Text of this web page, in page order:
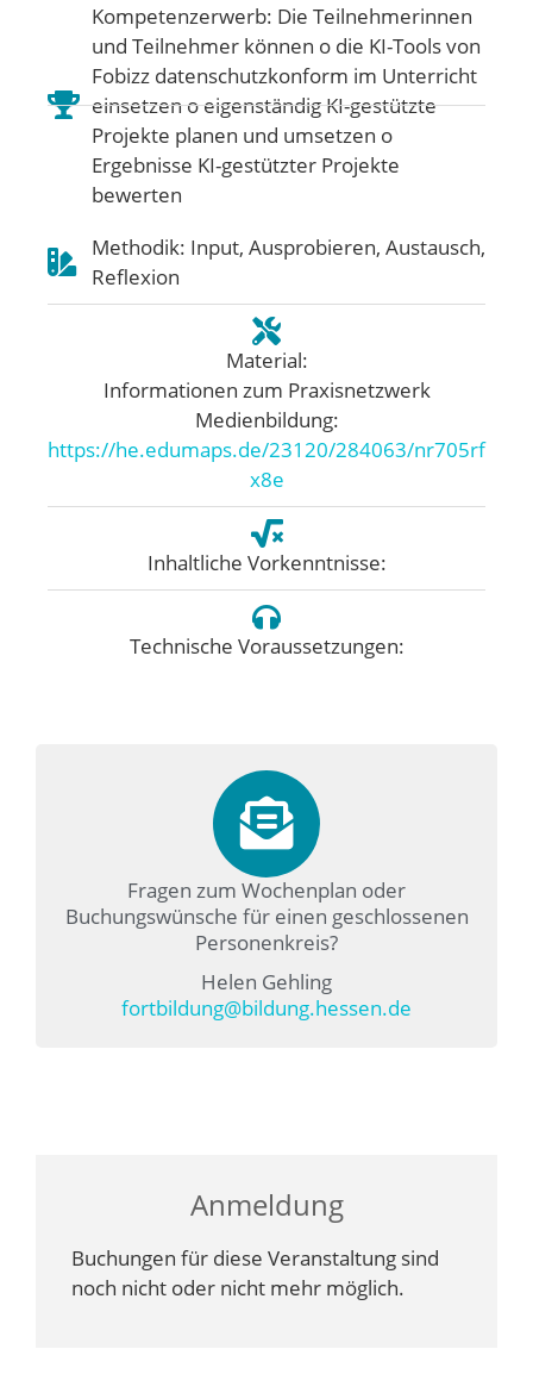
Kompetenzerwerb: Die Teilnehmerinnen
und Teilnehmer können o die KI-Tools von
Fobizz datenschutzkonform im Unterricht
einsetzen o eigenständig KI-gestützte
Projekte planen und umsetzen o
Ergebnisse KI-gestützter Projekte
bewerten
Methodik: Input, Ausprobieren, Austausch,
Reflexion
Material:
Informationen zum Praxisnetzwerk
Medienbildung:
https://he.edumaps.de/23120/284063/nr705rf
x8e
Inhaltliche Vorkenntnisse:
Technische Voraussetzungen:
Fragen zum Wochenplan oder
Buchungswünsche für einen geschlossenen
Personenkreis?
Helen Gehling
fortbildung@bildung.hessen.de
Anmeldung
Buchungen für diese Veranstaltung sind
noch nicht oder nicht mehr möglich.